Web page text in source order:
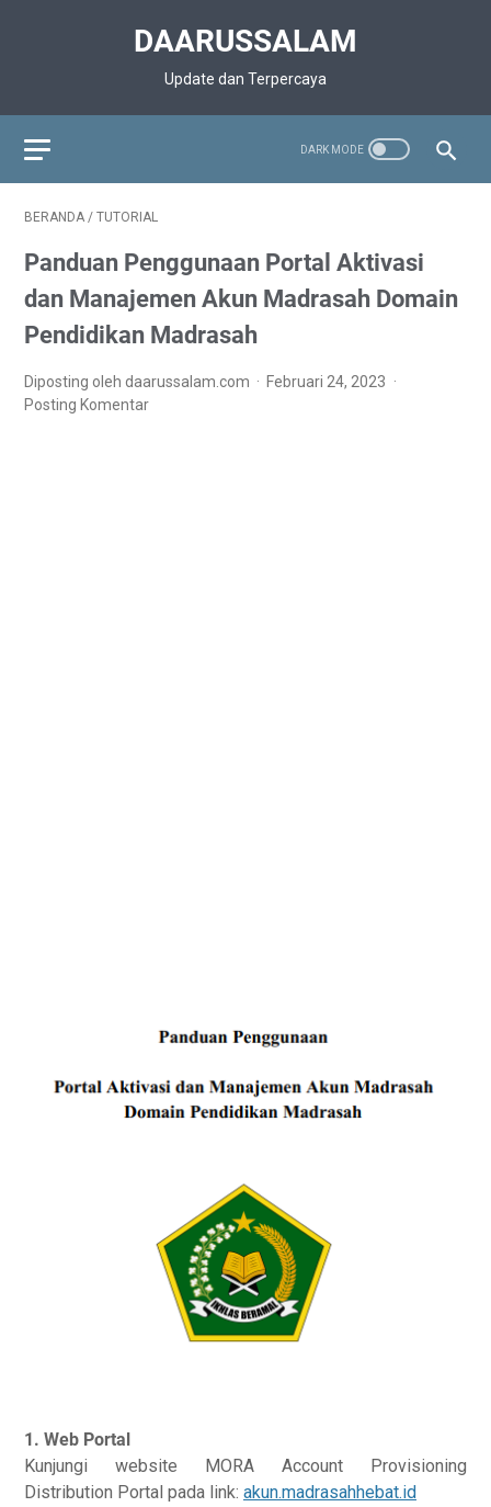
DAARUSSALAM
Update dan Terpercaya
BERANDA / TUTORIAL
Panduan Penggunaan Portal Aktivasi
dan Manajemen Akun Madrasah Domain
Pendidikan Madrasah
Diposting oleh daarussalam.com
Februari 24, 2023
Posting Komentar
1. Web Portal
Kunjungi website MORA Account Provisioning
Distribution Portal pada link: akun.madrasahhebat.id